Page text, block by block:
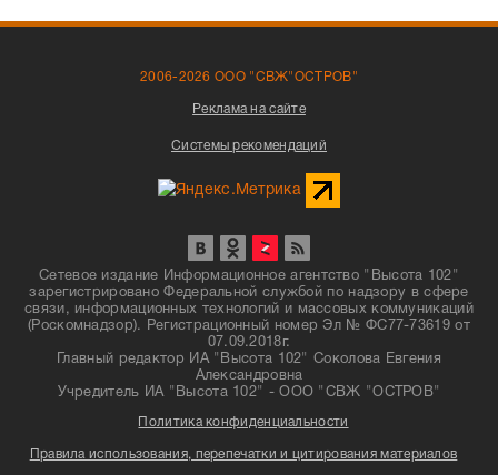
2006-2026 ООО "СВЖ"ОСТРОВ"
Реклама на сайте
Системы рекомендаций
Сетевое издание Информационное агентство "Высота 102"
зарегистрировано Федеральной службой по надзору в сфере
связи, информационных технологий и массовых коммуникаций
(Роскомнадзор). Регистрационный номер Эл № ФС77-73619 от
07.09.2018г.
Главный редактор ИА "Высота 102" Соколова Евгения
Александровна
Учредитель ИА "Высота 102" - ООО "СВЖ "ОСТРОВ"
Политика конфиденциальности
Правила использования, перепечатки и цитирования материалов